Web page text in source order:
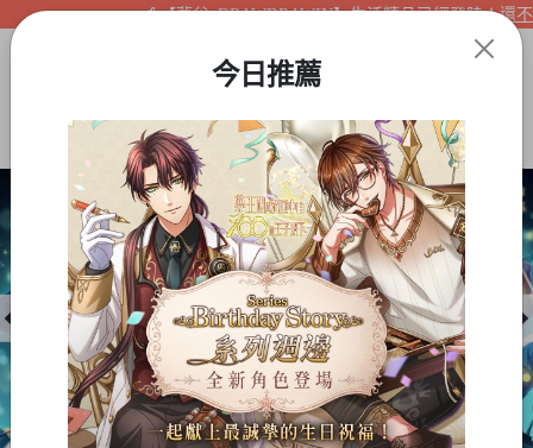
【夢谷xDRAWDRAWIN】生活精品已經登陸！還不快
今日推薦